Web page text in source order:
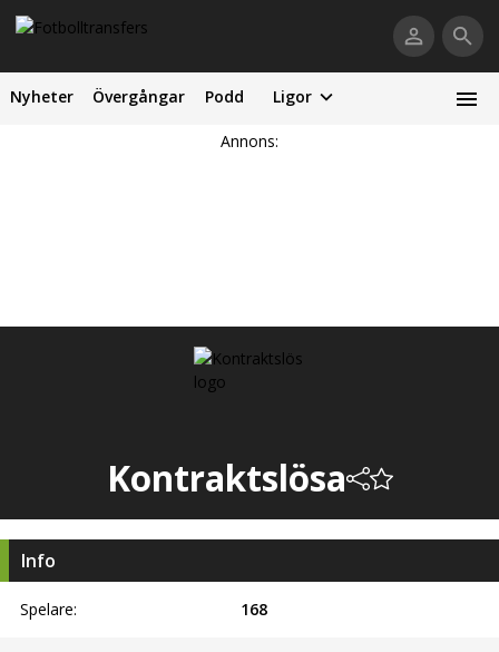
Nyheter Övergångar Podd Ligor
Annons:
Kontraktslösa
Info
Spelare: 168